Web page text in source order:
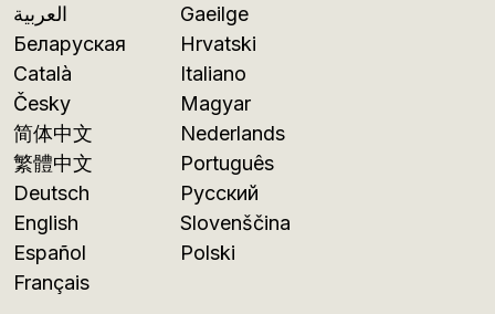
العربية
Беларуская
Català
Česky
简体中文
繁體中文
Deutsch
English
Español
Français
Gaeilge
Hrvatski
Italiano
Magyar
Nederlands
Português
Русский
Slovenščina
Polski